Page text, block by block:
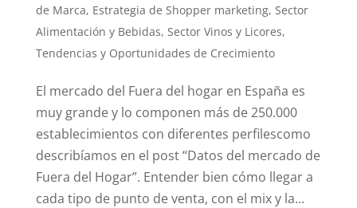
de Marca, Estrategia de Shopper marketing, Sector
Alimentación y Bebidas, Sector Vinos y Licores,
Tendencias y Oportunidades de Crecimiento
El mercado del Fuera del hogar en España es
muy grande y lo componen más de 250.000
establecimientos con diferentes perfilescomo
describíamos en el post “Datos del mercado de
Fuera del Hogar”. Entender bien cómo llegar a
cada tipo de punto de venta, con el mix y la...